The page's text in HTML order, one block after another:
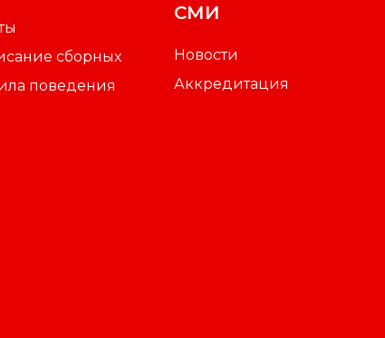
сборных
поведения
СМИ
Новости
Аккредитация